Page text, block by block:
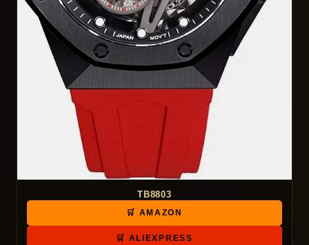
TB8803
🛒 AMAZON
🛒 ALIEXPRESS